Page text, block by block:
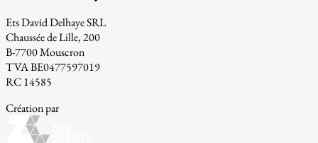
Ets David Delhaye SRL
Chaussée de Lille, 200
B-7700 Mouscron
TVA BE0477597019
RC 14585
Création par